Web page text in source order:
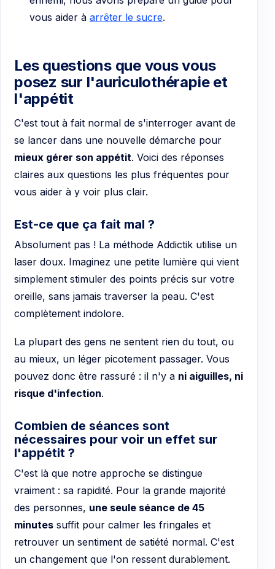
vous aider à arrêter le sucre.
Les questions que vous vous
posez sur l'auriculothérapie et
l'appétit
C'est tout à fait normal de s'interroger avant de
se lancer dans une nouvelle démarche pour
mieux gérer son appétit. Voici des réponses
claires aux questions les plus fréquentes pour
vous aider à y voir plus clair.
Est-ce que ça fait mal ?
Absolument pas ! La méthode Addictik utilise un
laser doux. Imaginez une petite lumière qui vient
simplement stimuler des points précis sur votre
oreille, sans jamais traverser la peau. C'est
complètement indolore.
La plupart des gens ne sentent rien du tout, ou
au mieux, un léger picotement passager. Vous
pouvez donc être rassuré : il n'y a ni aiguilles, ni
risque d'infection.
Combien de séances sont
nécessaires pour voir un effet sur
l'appétit ?
C'est là que notre approche se distingue
vraiment : sa rapidité. Pour la grande majorité
des personnes, une seule séance de 45
minutes suffit pour calmer les fringales et
retrouver un sentiment de satiété normal. C'est
un changement que l'on ressent durablement.